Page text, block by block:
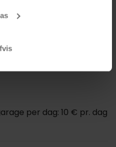
og hårtørrer.
per dag: 10 € pr. dag